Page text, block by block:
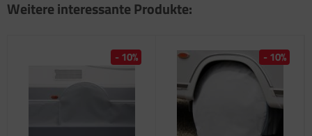
Weitere interessante Produkte:
- 10% - 10%